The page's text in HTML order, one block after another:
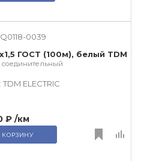
0039
ГОСТ (100м), белый TDM
соединительный
TDM ЕLECTRIC
₽ /км
КОРЗИНУ